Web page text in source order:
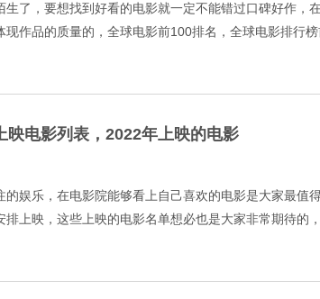
生了，要想找到好看的电影就一定不能错过口碑好作，
现作品的质量的，全球电影前100排名，全球电影排行榜
救赎 9.7 2.霸王别姬 9.6 3.阿甘正
映电影列表，2022年上映的电影
的娱乐，在电影院能够看上自己喜欢的电影是大家最值
排上映，这些上映的电影名单想必也是大家非常期待的
2022年上映的电影。 1.DC萌宠特遣队 2.KI